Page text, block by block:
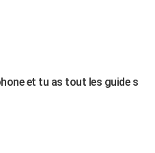
et tu as tout les guide s